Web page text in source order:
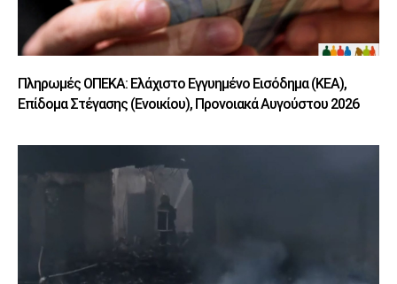
Πληρωμές ΟΠΕΚΑ: Ελάχιστο Εγγυημένο Εισόδημα (ΚΕΑ),
Επίδομα Στέγασης (Ενοικίου), Προνοιακά Αυγούστου 2026